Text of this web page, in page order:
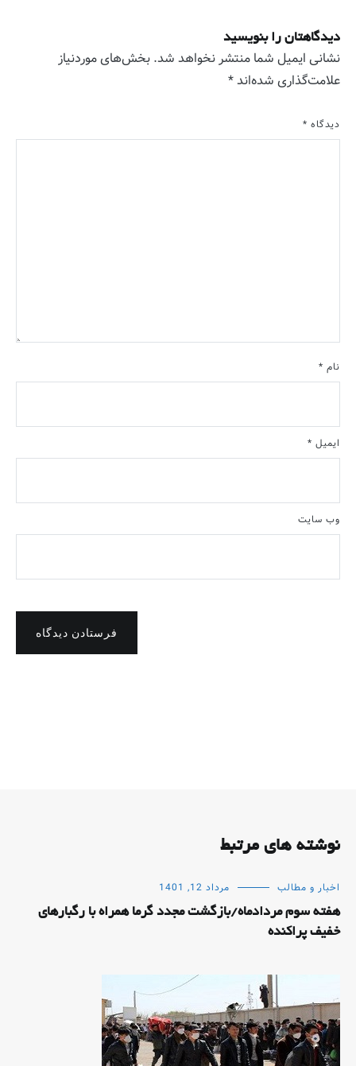
دیدگاهتان را بنویسید
نشانی ایمیل شما منتشر نخواهد شد. بخش‌های موردنیاز
علامت‌گذاری شده‌اند*
دیدگاه *
نام *
ایمیل *
وب‌ سایت
فرستادن دیدگاه
نوشته های مرتبط
اخبار و مطالب مرداد 12, 1401
هفته سوم مردادماه/بازگشت مجدد گرما همراه با رگبارهای
خفیف پراکنده